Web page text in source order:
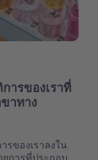
ารของเราที่
าทาง
รของเราลงใน
การที่ประกอบ